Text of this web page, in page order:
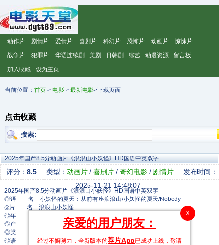
动作片 剧情片 爱情片 喜剧片 科幻片 恐怖片 动画片 惊悚片
战争片 犯罪片 华语连续剧 美剧 日韩剧 综艺 动漫资源 留言板
加入收藏 设为主页
当前位置： 首页 > 电影 > 最新电影>下载页面
点击收藏
搜索:
2025年国产8.5分动画片《浪浪山小妖怪》HD国语中英双字
评分： 8.5 类型： 动画片 / 喜剧片 / 奇幻电影 / 剧情片
发布时间：
2025-11-21 14:48:07
◎译 名 小妖怪的夏天：从前有座浪浪山/小妖怪的夏天/Nobody
◎片 名 浪浪山小妖怪
◎年 代 2025
◎产 地 中国大陆
◎类 别 动画/喜剧/奇幻/剧情
◎语 言 汉语普通话
X
亲爱的用户朋友：
经过不懈努力，全新版本的荐片App已成功上线，敬请